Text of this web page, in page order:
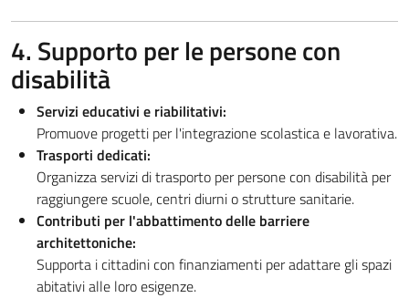
4. Supporto per le persone con
disabilità
Servizi educativi e riabilitativi:
Promuove progetti per l'integrazione scolastica e lavorativa.
Trasporti dedicati:
Organizza servizi di trasporto per persone con disabilità per
raggiungere scuole, centri diurni o strutture sanitarie.
Contributi per l'abbattimento delle barriere
architettoniche:
Supporta i cittadini con finanziamenti per adattare gli spazi
abitativi alle loro esigenze.